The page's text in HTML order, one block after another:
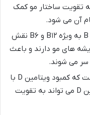
تقویت ساختار مو کمک
آن می شود.
: ویتامین های B به ویژه B۱۲ و B۶ نقش
های مو دارند و باعث
می شوند.
: تحقیقات نشان داده است که کمبود ویتامین D با
ریزش مو مرتبط است. مصرف ویتامین D می تواند به تقویت